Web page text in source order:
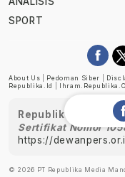
SPORT
About Us Pedoman Siber
Republika.id
Republika telah
Sertifikat Nomor
https://
© 2026 PT Republika Media